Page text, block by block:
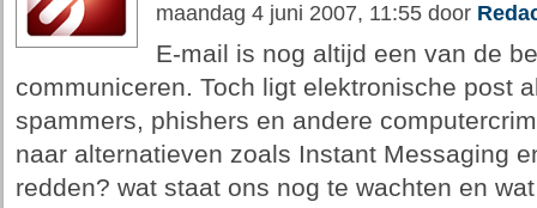
maandag 4 juni 2007, 11:55 door
E-mail is nog altijd een van de
communiceren. Toch ligt elektronische post
spammers, phishers en andere
naar alternatieven zoals Instant Messaging
redden? wat staat ons nog te wachten en